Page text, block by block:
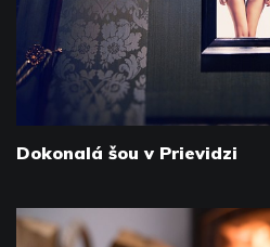
Dokonalá šou v Prievidzi